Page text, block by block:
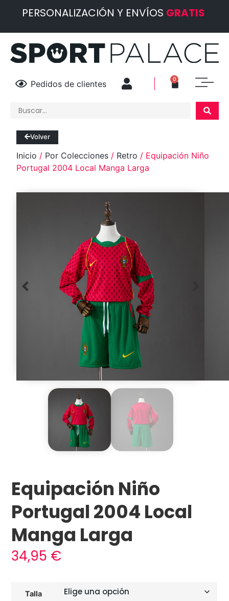
PERSONALIZACIÓN Y ENVÍOS GRATIS
Pedidos de clientes 0
Equipación Niño
Portugal 2004 Local
Manga Larga
34,95 €
Talla
Volver
Inicio / Por Colecciones / Retro / Equipación Niño
Portugal 2004 Local Manga Larga